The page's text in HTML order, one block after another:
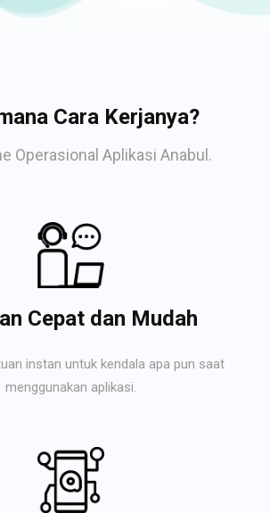
Cara Kerjanya?
Operasional Aplikasi Anabul.
Cepat dan Mudah
instan untuk kendala apa pun saat
menggunakan aplikasi.